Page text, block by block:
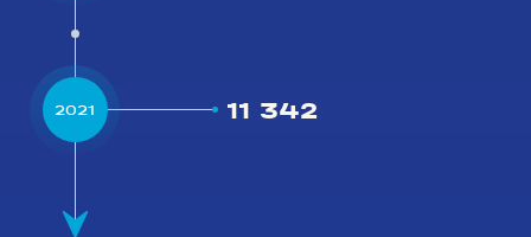
11 342
2021